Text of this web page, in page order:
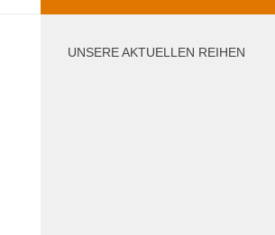
UNSERE AKTUELLEN REIHEN